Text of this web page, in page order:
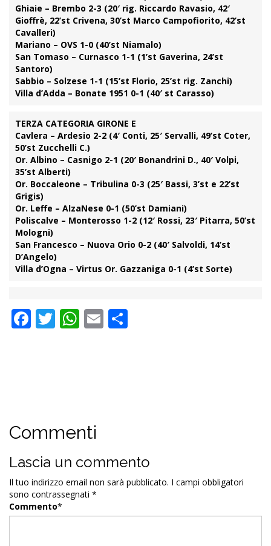
Ghiaie – Brembo 2-3 (20′ rig. Riccardo Ravasio, 42′
Gioffrè, 22’st Crivena, 30’st Marco Campofiorito, 42’st
Cavalleri)
Mariano – OVS 1-0 (40’st Niamalo)
San Tomaso – Curnasco 1-1 (1’st Gaverina, 24’st
Santoro)
Sabbio – Solzese 1-1 (15’st Florio, 25’st rig. Zanchi)
Villa d’Adda – Bonate 1951 0-1 (40′ st Carasso)
TERZA CATEGORIA GIRONE E
Cavlera – Ardesio 2-2 (4′ Conti, 25′ Servalli, 49’st Coter,
50’st Zucchelli C.)
Or. Albino – Casnigo 2-1 (20′ Bonandrini D., 40′ Volpi,
35’st Alberti)
Or. Boccaleone – Tribulina 0-3 (25′ Bassi, 3’st e 22’st
Grigis)
Or. Leffe – AlzaNese 0-1 (50’st Damiani)
Poliscalve – Monterosso 1-2 (12′ Rossi, 23′ Pitarra, 50’st
Mologni)
San Francesco – Nuova Orio 0-2 (40′ Salvoldi, 14’st
D’Angelo)
Villa d’Ogna – Virtus Or. Gazzaniga 0-1 (4’st Sorte)
Facebook
Twitter
WhatsApp
Email
Commenti
Lascia un commento
Il tuo indirizzo email non sarà pubblicato. I campi obbligatori
sono contrassegnati *
Commento*